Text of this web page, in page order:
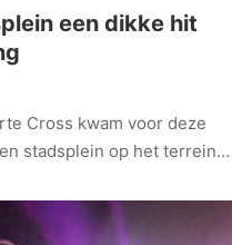
een dikke hit
Cross kwam voor deze
stadsplein op het terrein…